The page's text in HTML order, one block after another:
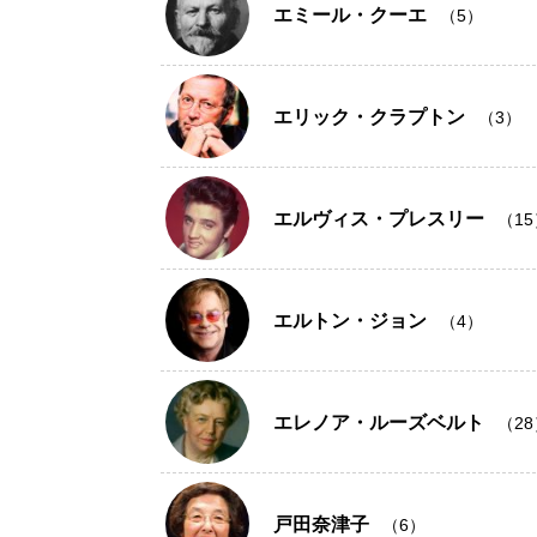
エミール・クーエ （5）
エリック・クラプトン （3）
エルヴィス・プレスリー （
エルトン・ジョン （4）
エレノア・ルーズベルト （
戸田奈津子 （6）